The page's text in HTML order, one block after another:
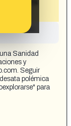
by the
Sanidad
y
Seguir
polémica
para